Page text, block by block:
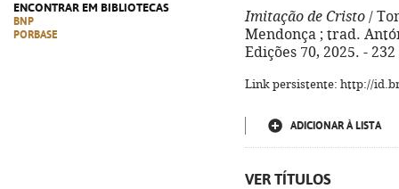
ENCONTRAR EM BIBLIOTECAS
BNP
PORBASE
Imitação de Cristo /
Mendonça ; trad.
Edições 70, 2025. -
Link persistente: http://
ADICIONAR À LISTA
VER TÍTULOS